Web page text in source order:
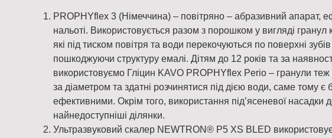
PROPHYflex 3 (Німеччина) – повітряно – абразивний апарат,
нальоті. Використовується разом з порошком у вигляді
які під тиском повітря та води перекочуються по поверхні
пошкоджуючи структуру емалі. Дітям до 12 років та за
використовуємо Гліцин KAVO PROPHYflex Perio – гранули
за діаметром та здатні розчинятися під дією води, саме тому
ефективними. Окрім того, використання під’ясеневої насадки
найнедоступніші ділянки.
Ультразвуковий скалер NEWTRON® P5 XS BLED